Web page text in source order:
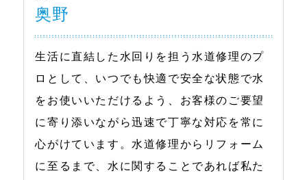
奥野
生活に直結した水回りを担う水道修理のプ
ロとして、いつでも快適で安全な状態で水
をお使いいただけるよう、お客様のご要望
に寄り添いながら迅速で丁寧な対応を常に
心がけています。水道修理からリフォーム
に至るまで、水に関することであれば私た